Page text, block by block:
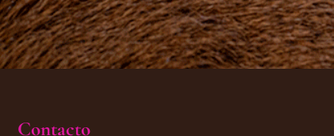
Contacto